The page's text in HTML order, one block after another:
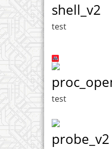
shell_v2
test
test
probe_v2